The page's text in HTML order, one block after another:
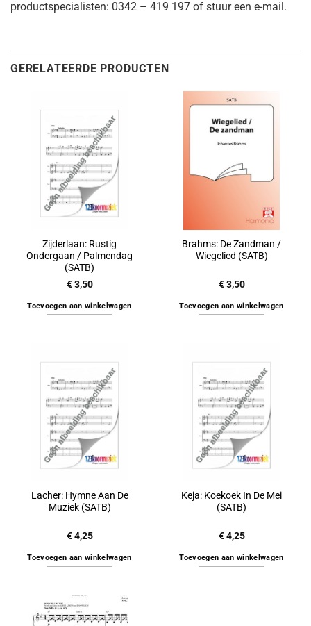
productspecialisten: 0342 – 419 197 of stuur een e-mail.
GERELATEERDE PRODUCTEN
Zijderlaan: Rustig
Ondergaan / Palmendag
(SATB)
€3,50
Toevoegen aan winkelwagen
Brahms: De Zandman /
Wiegelied (SATB)
€3,50
Toevoegen aan winkelwagen
Lacher: Hymne Aan De
Muziek (SATB)
€4,25
Toevoegen aan winkelwagen
Keja: Koekoek In De Mei
(SATB)
€4,25
Toevoegen aan winkelwagen